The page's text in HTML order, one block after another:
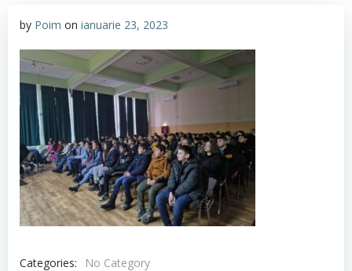
by Poim on ianuarie 23, 2023
Categories:
No Category